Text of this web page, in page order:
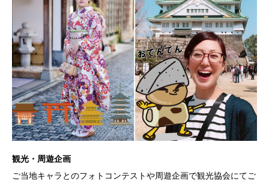
観光・周遊企画
ご当地キャラとのフォトコンテストや周遊企画で観光協会にてご